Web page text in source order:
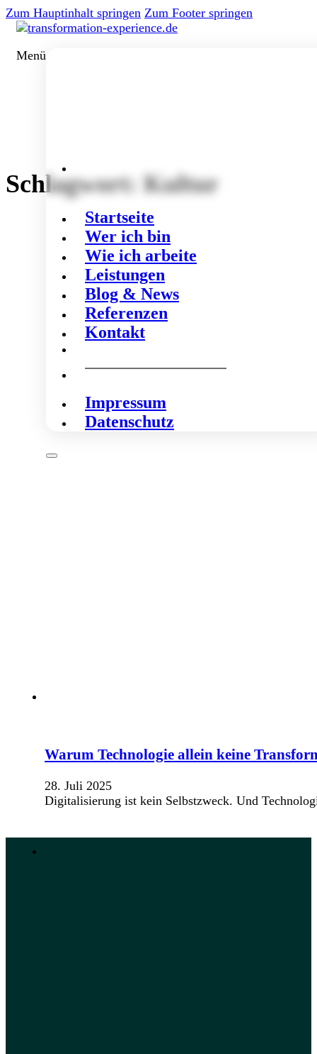
Zum Hauptinhalt springen Zum Footer springen
Menü
Startseite
Wer ich bin
Wie ich arbeite
Leistungen
Blog & News
Referenzen
Kontakt
Impressum
Datenschutz
Schlagwort: Kultur
Warum Technologie allein keine
28. Juli 2025
Digitalisierung ist kein Selbstzweck. Und